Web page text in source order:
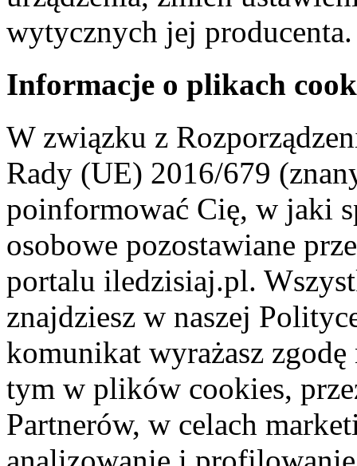
wytycznych jej producenta.
Informacje o plikach
W związku z
Rady (UE) 2016/679
poinformować Cię, w jaki
osobowe pozostawiane
portalu iledzisiaj.pl.
znajdziesz w naszej
komunikat wyrażasz
tym w plików cookies,
Partnerów, w celach